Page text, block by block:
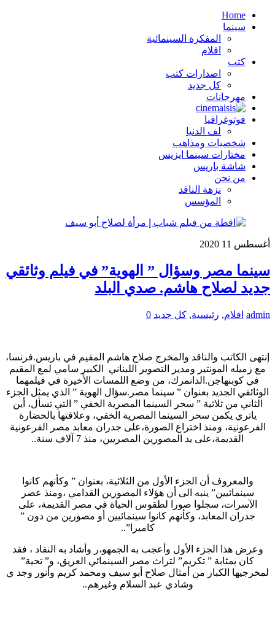
Home
سينما
المفكرة السينمائية
افلام
كتب
اصدارات كتب
كل جديد
مهرجانات
فوتوغرافيا
لف الدنيا
شخصيات ومذاهب
مختارات سينما ايزيس
شاشة باريس
من نحن
نزهة الناقد
المؤسس
أغسطس 11
2020
سينما مصر وسؤال ” الهوية” في فيلم وثائقي
جديد لصلاح هاشم. صدي البلد
admin افلام, رئيسية, كل جديد 0
إنتهى الكاتب والناقد والمخرج صلاح هاشم المقيم في باريس.فرنسا،
مع زميله المونتير ومدير التصوير اللبناني الكبير سامي لمع المقيم
في كوبنهاجن.الدانمرك، من وضع اللمسات الأخيرة في فيلمهما
الوثائقي الجديد بعنوان ” سينما مصر.سؤال الهوية ” الذي يمثل الجزء
الثاني من ثلاثية ” سحر السينما المصرية الخفي ” التي تسأل، أين
ياتري يكمن سحر السينما المصرية الخفي، وعلاقتها بالحضارة
الفرعونية، ومنذ اختراع الصورة،على جدران معابد مصر الفرعونية
القديمة،على يد المصورين المصريين، منذ 7 آلاف سنة..
والمعروف أن الجزء الأول من الثلاثية، بعنوان ” وكأنهم كانوا
سينمائيين” ينبه الى أن هؤلاء المصورين القدامي ،ومنذ عصر
الآسرات، سجلوا صورا لطقوس الحياة في مصر القديمة، على
جدران المعابد، وكأنهم كانوا سينمائيين أو مصورين من دون ”
كاميرا”..
وعرض هذا الجزء الأول وأعجب به الجمهو،ر وأشاد به النقاد ، فقد
كان بمثابة ” تكريم” لتراث مصر السينمائي العريق، و” تحية”
لمخرجيها الكبار من أمثال صلاح أبو سيف ومحمد كريم وأنور وجد ي
وشادي عبد السلام وغيرهم..